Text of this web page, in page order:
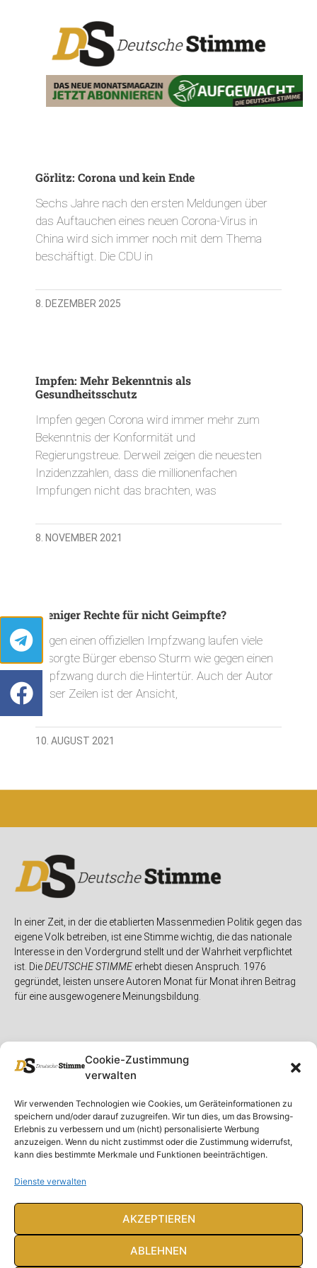
Cookie-Zustimmung
verwalten
Wir verwenden Technologien wie Cookies, um Geräteinformationen zu
speichern und/oder darauf zuzugreifen. Wir tun dies, um das Browsing-
Erlebnis zu verbessern und um (nicht) personalisierte Werbung
anzuzeigen. Wenn du nicht zustimmst oder die Zustimmung widerrufst,
kann dies bestimmte Merkmale und Funktionen beeinträchtigen.
Dienste verwalten
AKZEPTIEREN
ABLEHNEN
Görlitz: Corona und kein Ende
Sechs Jahre nach den ersten Meldungen über
das Auftauchen eines neuen Corona-Virus in
China wird sich immer noch mit dem Thema
beschäftigt. Die CDU in
8. DEZEMBER 2025
Impfen: Mehr Bekenntnis als
Gesundheitsschutz
Impfen gegen Corona wird immer mehr zum
Bekenntnis der Konformität und
Regierungstreue. Derweil zeigen die neuesten
Inzidenzzahlen, dass die millionenfachen
Impfungen nicht das brachten, was
8. NOVEMBER 2021
Weniger Rechte für nicht Geimpfte?
Gegen einen offiziellen Impfzwang laufen viele
besorgte Bürger ebenso Sturm wie gegen einen
Impfzwang durch die Hintertür. Auch der Autor
dieser Zeilen ist der Ansicht,
10. AUGUST 2021
In einer Zeit, in der die etablierten Massenmedien Politik gegen das
eigene Volk betreiben, ist eine Stimme wichtig, die das nationale
Interesse in den Vordergrund stellt und der Wahrheit verpflichtet
ist. DieDEUTSCHE STIMMEerhebt diesen Anspruch. 1976
gegründet, leisten unsere Autoren Monat für Monat ihren Beitrag
für eine ausgewogenere Meinungsbildung.
Unser Magazin
Spenden
Ausgaben
Abonnieren
Rubriken
Deutschland
Ausland
Feuilleton
Rechtliches
Rechtliche Hinweise
Impressum
Datenschutzerklärung